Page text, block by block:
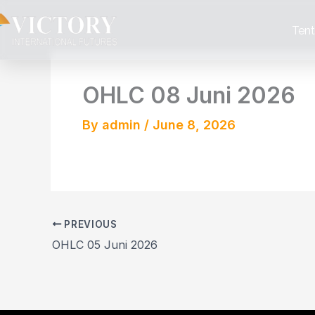
to
OHLC 08 Juni 2026
By admin / June 8, 2026
PREVIOUS
OHLC 05 Juni 2026